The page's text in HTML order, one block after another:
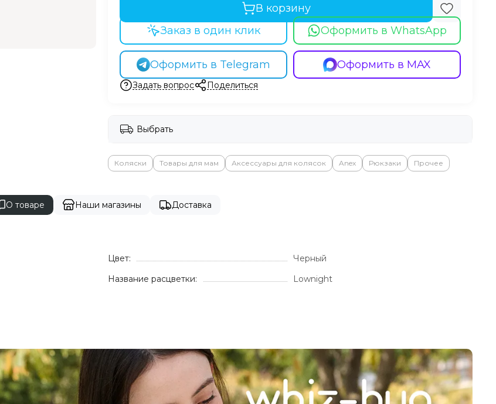
В корзину
Оформить в WhatsApp
Оформить в Telegram Оформить в MAX
Заказ в один клик
Задать вопрос Поделиться
Выбрать
Коляски Товары для мам Аксессуары для колясок Anex Рюкзаки Прочее
О товаре Наши магазины Доставка
Цвет:
Черный
Название расцветки:
Lownight